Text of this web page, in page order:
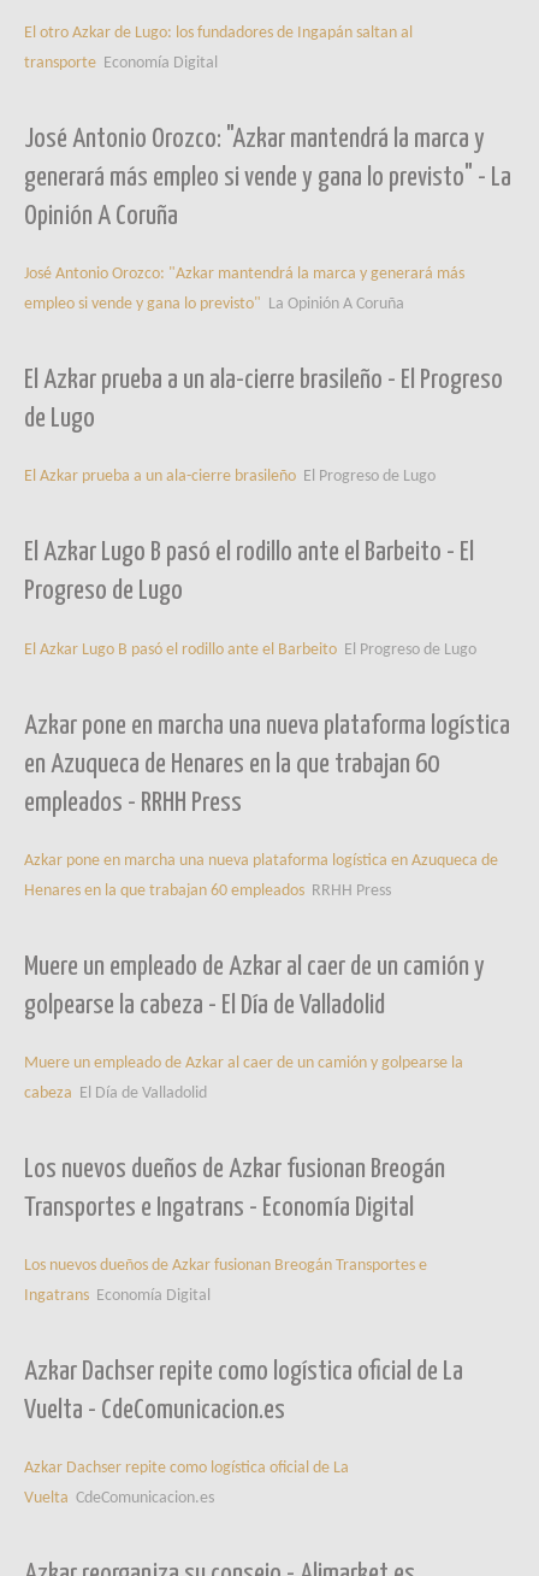
El otro Azkar de Lugo: los fundadores de Ingapán saltan al
transporte Economía Digital
José Antonio Orozco: "Azkar mantendrá la marca y
generará más empleo si vende y gana lo previsto" - La
Opinión A Coruña
José Antonio Orozco: "Azkar mantendrá la marca y generará más
empleo si vende y gana lo previsto" La Opinión A Coruña
El Azkar prueba a un ala-cierre brasileño - El Progreso
de Lugo
El Azkar prueba a un ala-cierre brasileño El Progreso de Lugo
El Azkar Lugo B pasó el rodillo ante el Barbeito - El
Progreso de Lugo
El Azkar Lugo B pasó el rodillo ante el Barbeito El Progreso de Lugo
Azkar pone en marcha una nueva plataforma logística
en Azuqueca de Henares en la que trabajan 60
empleados - RRHH Press
Azkar pone en marcha una nueva plataforma logística en Azuqueca de
Henares en la que trabajan 60 empleados RRHH Press
Muere un empleado de Azkar al caer de un camión y
golpearse la cabeza - El Día de Valladolid
Muere un empleado de Azkar al caer de un camión y golpearse la
cabeza El Día de Valladolid
Los nuevos dueños de Azkar fusionan Breogán
Transportes e Ingatrans - Economía Digital
Los nuevos dueños de Azkar fusionan Breogán Transportes e
Ingatrans Economía Digital
Azkar Dachser repite como logística oficial de La
Vuelta - CdeComunicacion.es
Azkar Dachser repite como logística oficial de La
Vuelta CdeComunicacion.es